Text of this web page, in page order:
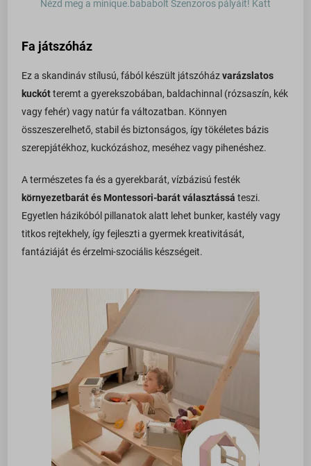
Nézd meg a minique.bababolt Szenzoros pályáit! Katt
Fa játszóház
Ez a skandináv stílusú, fából készült játszóházvarázslatos
kuckótteremt a gyerekszobában, baldachinnal (rózsaszín, kék
vagy fehér) vagy natúr fa változatban. Könnyen
összeszerelhető, stabil és biztonságos, így tökéletes bázis
szerepjátékhoz, kuckózáshoz, meséhez vagy pihenéshez.
A természetes fa és a gyerekbarát, vízbázisú festék
környezetbarát és Montessori-barát választássá teszi.
Egyetlen házikóból pillanatok alatt lehet bunker, kastély vagy
titkos rejtekhely, így fejleszti a gyermek kreativitását,
fantáziáját és érzelmi-szociális készségeit.
wp-settings-time-*
www.minique.hu
last_pys_utm_medium
pys_advanced_form_data
pys_bingid
pys_first_visit
pys_padid
pys_session_limit
pys_start_session
pys_utm_campaign
pysAddToCartFragmentId
pysTrafficSource
sbjs_current
sbjs_current_add
sbjs_first
last_pys_gadid
last_pys_utm_term
optiMonkClient
optiMonkClientId
pys_fbadid
pys_gadid
connect.facebook.net
pagead2.googlesyndication.com
www.googleadservices.com
c.tile.openstreetmap.org
fonts.googleapis.com
fonts.gstatic.com
lh3.googleusercontent.com
secure.gravatar.com
www.facebook.com
www.youtube.com
Ez a kategória minden olyan sütit, domaint és szolgáltatást
magában foglal, amelyek nem tartoznak a megadott kategóriákba,
vagy amelyeket nem kategorizáltak.
Részletek megjelenítése
_bestUpsellOrderNote
_dd_s
_iCartApplyDiscountExpireCookie
_iCartApplyQuestionExpireCookie
_iCartBundleProductList
_iCartFreeProductQty
_iCartFullCartFreeShipping
_iCartProgressBar
_icartUpsellDiscount
_iCartWidgetTimer
_ICRCartTimer